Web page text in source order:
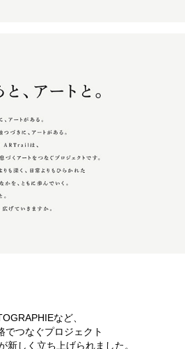
など、
でつなぐプロジェクト
新しく立ち上げられました。